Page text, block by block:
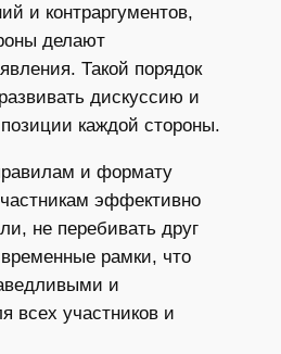
и контраргументов,
делают
Такой порядок
дискуссию и
каждой стороны.
и формату
эффективно
не перебивать друг
рамки, что
и
всех участников и